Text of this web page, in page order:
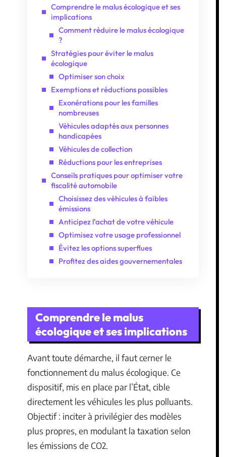
Comprendre le malus écologique et ses
implications
Comment réduire le malus écologique
?
Stratégies pour éviter le malus
écologique
Optimiser son choix
Exemptions et réductions possibles
Exonérations pour les familles
nombreuses
Véhicules adaptés aux personnes
handicapées
Véhicules de collection
Réductions pour les entreprises
Conseils pratiques pour optimiser votre
fiscalité automobile
Choisissez des véhicules à faibles
émissions
Anticipez l’achat de votre véhicule
Optimisez votre usage professionnel
Évitez les options superflues
Profitez des aides gouvernementales
Comprendre le malus
écologique et ses implications
Avant toute démarche, il faut cerner le
fonctionnement du malus écologique. Ce
dispositif, mis en place par l’État, cible
directement les véhicules les plus polluants.
Objectif : inciter à privilégier des modèles
plus propres, en modulant la taxation selon
les émissions de CO2.